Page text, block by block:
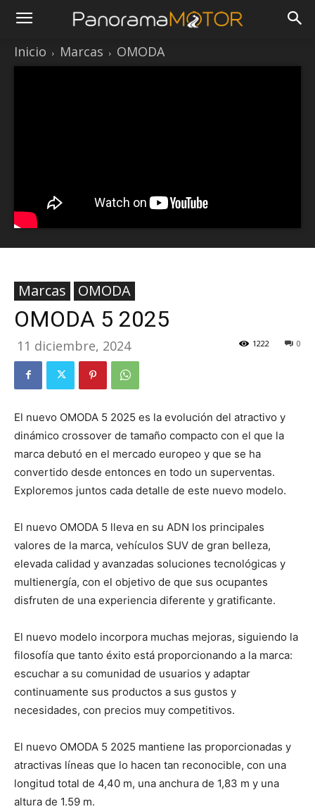
Inicio Marcas OMODA
Marcas OMODA
OMODA 5 2025
11 diciembre, 2024 0
1222
El nuevo OMODA 5 2025 es la evolución del atractivo y
dinámico crossover de tamaño compacto con el que la
marca debutó en el mercado europeo y que se ha
convertido desde entonces en todo un superventas.
Exploremos juntos cada detalle de este nuevo modelo.
El nuevo OMODA 5 lleva en su ADN los principales
valores de la marca, vehículos SUV de gran belleza,
elevada calidad y avanzadas soluciones tecnológicas y
multienergía, con el objetivo de que sus ocupantes
disfruten de una experiencia diferente y gratificante.
El nuevo modelo incorpora muchas mejoras, siguiendo la
filosofía que tanto éxito está proporcionando a la marca:
escuchar a su comunidad de usuarios y adaptar
continuamente sus productos a sus gustos y
necesidades, con precios muy competitivos.
El nuevo OMODA 5 2025 mantiene las proporcionadas y
atractivas líneas que lo hacen tan reconocible, con una
longitud total de 4,40 m, una anchura de 1,83 m y una
altura de 1.59 m.